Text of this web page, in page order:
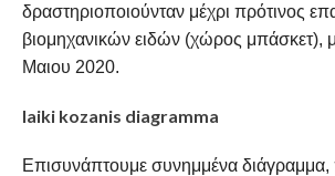
δραστηριοποιούνταν μέχρι πρότινος
βιομηχανικών ειδών (χώρος μπάσκετ),
Μαιου 2020.
laiki kozanis diagramma
Επισυνάπτουμε συνημμένα διάγραμμα,